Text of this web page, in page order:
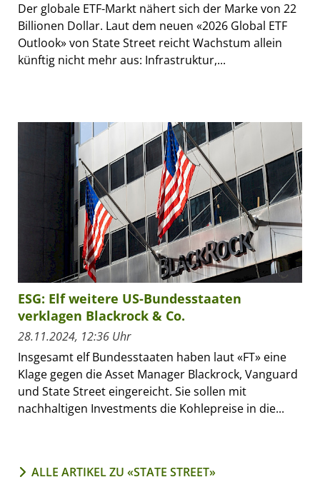
Der globale ETF-Markt nähert sich der Marke von 22
Billionen Dollar. Laut dem neuen «2026 Global ETF
Outlook» von State Street reicht Wachstum allein
künftig nicht mehr aus: Infrastruktur,...
ESG: Elf weitere US-Bundesstaaten
verklagen Blackrock & Co.
28.11.2024, 12:36 Uhr
Insgesamt elf Bundesstaaten haben laut «FT» eine
Klage gegen die Asset Manager Blackrock, Vanguard
und State Street eingereicht. Sie sollen mit
nachhaltigen Investments die Kohlepreise in die...
ALLE ARTIKEL ZU «STATE STREET»